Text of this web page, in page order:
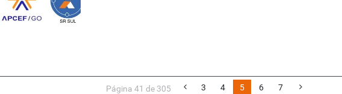
Página 41 de 305 3 4 5 6 7